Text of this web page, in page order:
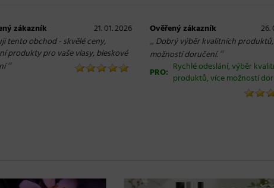
zákazník 21. 01. 2026
tento obchod - skvělé ceny,
produkty pro vaše vlasy, bleskové
“
Ověřený zákazník 26.
„ Dobrý výběr kvalitních
možností doručení.“
PRO: Rychlé odeslání, výběr
produktů, více možností